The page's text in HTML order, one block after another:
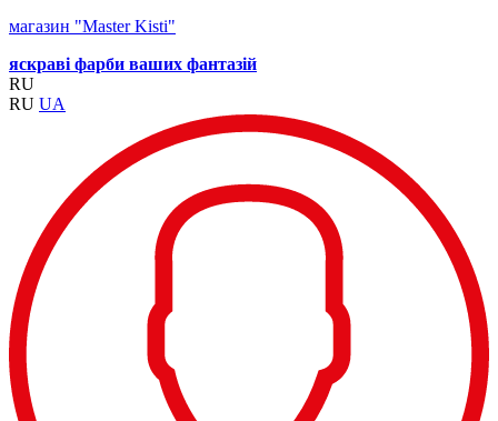
магазин "Master Kisti"
яскраві фарби ваших фантазій
RU
RU UA